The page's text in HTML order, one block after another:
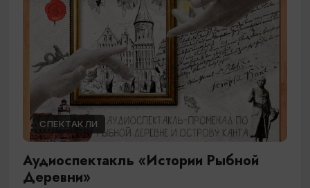
СПЕКТАКЛИ
Аудиоспектакль «Истории Рыбной
Деревни»